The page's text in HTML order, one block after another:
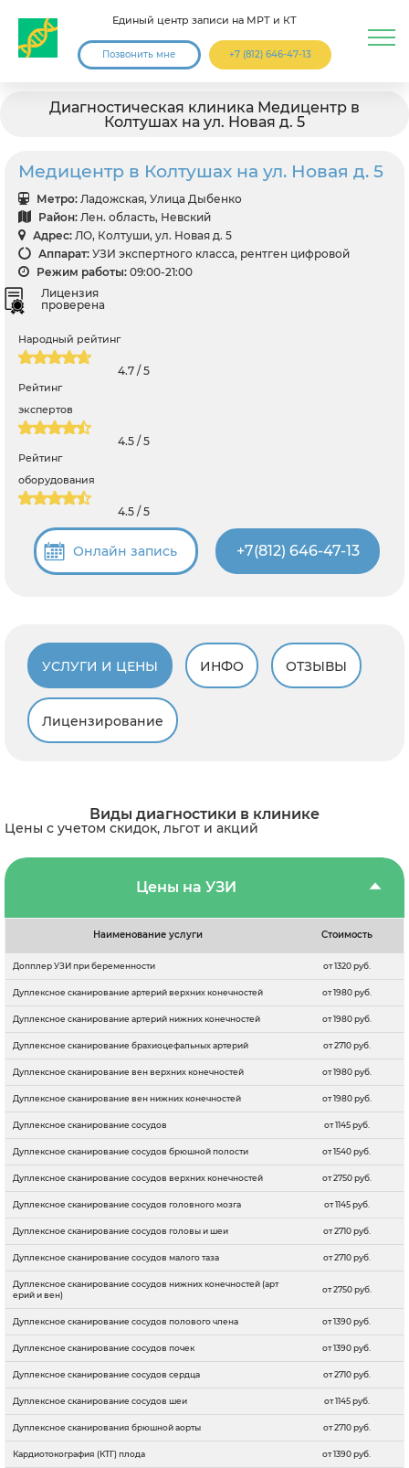
Единый центр записи на МРТ и КТ
Позвонить мне +7 (812) 646-47-13
Диагностическая клиника Медицентр в
Колтушах на ул. Новая д. 5
Медицентр в Колтушах на ул. Новая д. 5
Метро: Ладожская, Улица Дыбенко
Район: Лен. область, Невский
Адрес: ЛО, Колтуши, ул. Новая д. 5
Аппарат: УЗИ экспертного класса, рентген цифровой
Режим работы: 09:00-21:00
Лицензия
проверена
Народный рейтинг
4.7 / 5
Рейтинг
экспертов
4.5 / 5
Рейтинг
оборудования
4.5 / 5
Онлайн запись +7(812) 646-47-13
УСЛУГИ И ЦЕНЫ ИНФО ОТЗЫВЫ
Лицензирование
Виды диагностики в клинике
Цены с учетом скидок, льгот и акций
Цены на УЗИ
Наименование услуги Стоимость
Допплер УЗИ при беременности от 1320 руб.
Дуплексное сканирование артерий верхних конечностей от 1980 руб.
Дуплексное сканирование артерий нижних конечностей от 1980 руб.
Дуплексное сканирование брахиоцефальных артерий от 2710 руб.
Дуплексное сканирование вен верхних конечностей от 1980 руб.
Дуплексное сканирование вен нижних конечностей от 1980 руб.
Дуплексное сканирование сосудов от 1145 руб.
Дуплексное сканирование сосудов брюшной полости от 1540 руб.
Дуплексное сканирование сосудов верхних конечностей от 2750 руб.
Дуплексное сканирование сосудов головного мозга от 1145 руб.
Дуплексное сканирование сосудов головы и шеи от 2710 руб.
Дуплексное сканирование сосудов малого таза от 2710 руб.
Дуплексное сканирование сосудов нижних конечностей (арт
ерий и вен)
от 2750 руб.
Дуплексное сканирование сосудов полового члена от 1390 руб.
Дуплексное сканирование сосудов почек от 1390 руб.
Дуплексное сканирование сосудов сердца от 2710 руб.
Дуплексное сканирование сосудов шеи от 1145 руб.
Дуплексное сканирования брюшной аорты от 2710 руб.
Кардиотокография (КТГ) плода от 1390 руб.